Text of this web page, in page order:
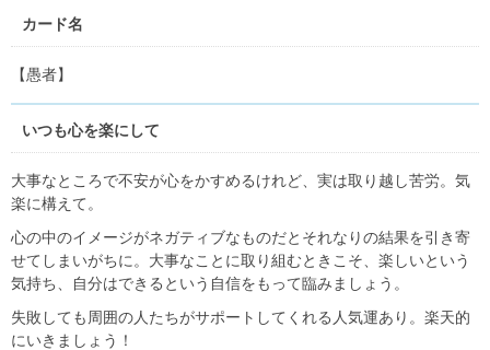
カード名
【愚者】
いつも心を楽にして
大事なところで不安が心をかすめるけれど、実は取り越し苦労。気
楽に構えて。
心の中のイメージがネガティブなものだとそれなりの結果を引き寄
せてしまいがちに。大事なことに取り組むときこそ、楽しいという
気持ち、自分はできるという自信をもって臨みましょう。
失敗しても周囲の人たちがサポートしてくれる人気運あり。楽天的
にいきましょう！